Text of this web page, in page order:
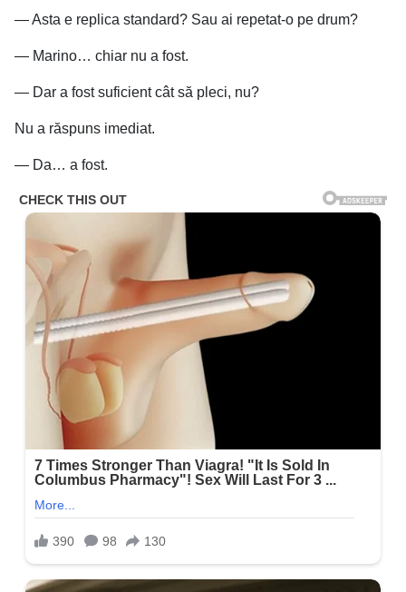
— Asta e replica standard? Sau ai repetat-o pe drum?
— Marino… chiar nu a fost.
— Dar a fost suficient cât să pleci, nu?
Nu a răspuns imediat.
— Da… a fost.